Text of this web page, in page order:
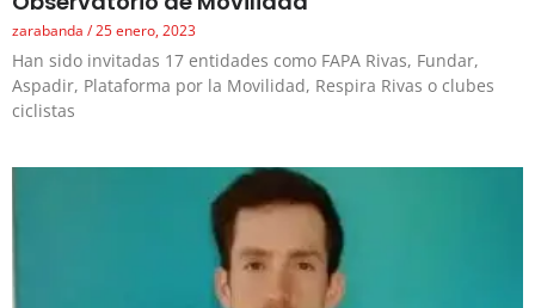
zarabanda 25 enero, 2023
Han sido invitadas 17 entidades como FAPA Rivas, Fundar,
Aspadir, Plataforma por la Movilidad, Respira Rivas o clubes
ciclistas